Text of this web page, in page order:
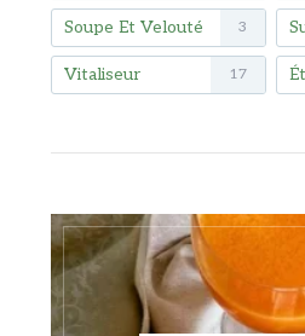
Soupe Et Velouté 3
Vitaliseur 17